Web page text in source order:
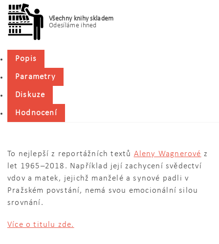
Všechny knihy skladem
Odesíláme ihned
Popis
Parametry
Diskuze
Hodnocení
To nejlepší z reportážních textů Aleny Wagnerové z
let 1965–2018. Například její zachycení svědectví
vdov a matek, jejichž manželé a synové padli v
Pražském povstání, nemá svou emocionální silou
srovnání.
Více o titulu zde.